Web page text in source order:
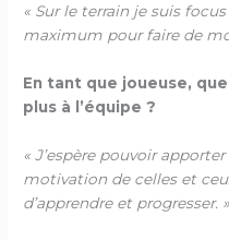
« Sur le terrain je suis
maximum pour faire de
En tant que joueuse,
plus à l’équipe ?
« J’espère pouvoir
motivation de celles et
d’apprendre et progresser. »